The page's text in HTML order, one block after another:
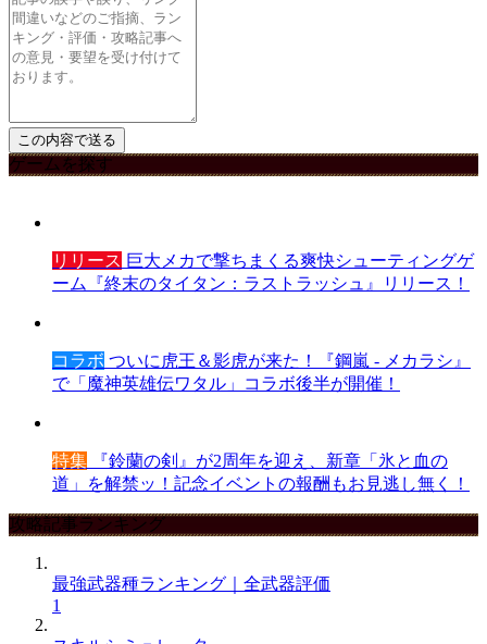
ゲームを探す
リリース 巨大メカで撃ちまくる爽快シューティングゲ
ーム『終末のタイタン：ラストラッシュ』リリース！
コラボ ついに虎王＆影虎が来た！『鋼嵐 - メカラシ』
で「魔神英雄伝ワタル」コラボ後半が開催！
特集 『鈴蘭の剣』が2周年を迎え、新章「氷と血の
道」を解禁ッ！記念イベントの報酬もお見逃し無く！
攻略記事ランキング
最強武器種ランキング｜全武器評価
1